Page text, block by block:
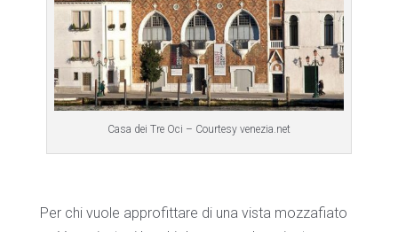
Casa dei Tre Oci – Courtesy venezia.net
Per chi vuole approfittare di una vista mozzafiato